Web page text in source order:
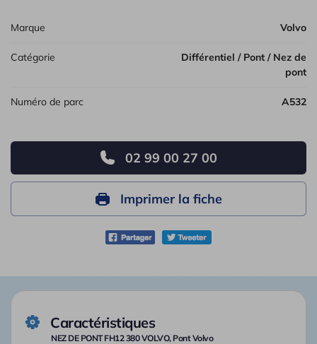
Marque Volvo
Catégorie
Différentiel / Pont / Nez de
pont
Numéro de parc A532
02 99 00 27 00
Imprimer la fiche
Caractéristiques
NEZ DE PONT FH12 380 VOLVO, Pont Volvo